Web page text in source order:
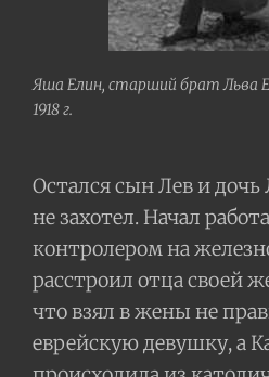
Яша Елин, старший брат Льва
1918 г.
Остался сын Лев и
не захотел. Начал
контролером на
расстроил отца своей
что взял в жены не
еврейскую девушку, а